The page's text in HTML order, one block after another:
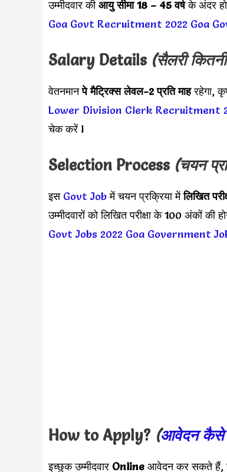
उम्मीदवार कीआयु सीमा 18 – 45 वर्षके अंदर
Goa Govt Recruitment 2022 Goa
Salary Details (सैलरी
वेतनमानपे मैट्रिक्स लेवल-2प्रति माहरहेगा,
Lower Division Clerk Recruitment
चेक करें l
Selection Process (चयन
इस Govt Jobमें चयन प्रक्रिया मेंलिखित
उम्मीदवारों को लिखित परीक्षा के 100 अंकों
Govt Jobs 2022 Goa Government
How to Apply? (आवेदन कैसे
इच्छुक उम्मीदवार Online आवेदन कर सकते हैं,